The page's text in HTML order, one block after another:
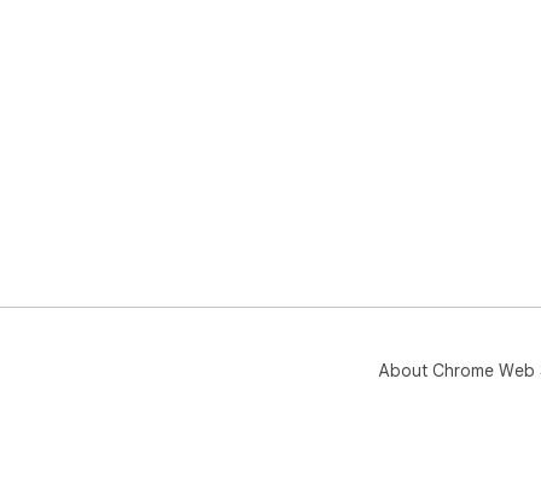
About Chrome Web